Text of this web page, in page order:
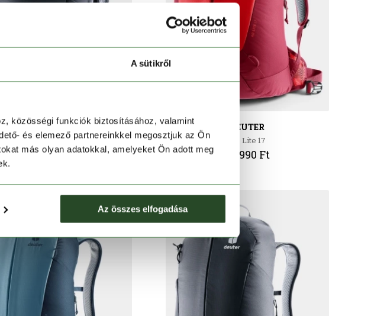
A sütikről
közösségi funkciók biztosításához, valamint
és elemező partnereinkkel megosztjuk az Ön
más olyan adatokkal, amelyeket Ön adott meg
Az összes elfogadása
DEUTER
Speed Lite 21
32 990 Ft
DEUTER
AC Lite 17
39 990 Ft